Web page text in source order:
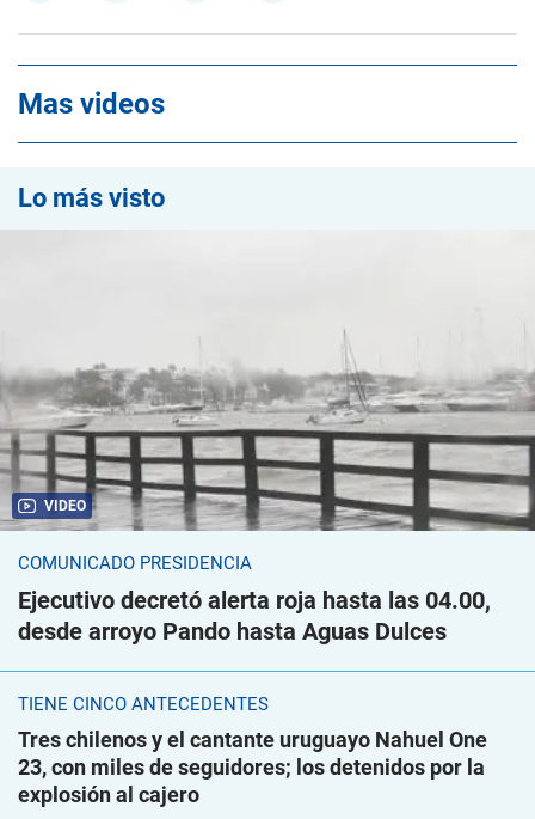
Mas videos
Lo más visto
VIDEO
COMUNICADO PRESIDENCIA
Ejecutivo decretó alerta roja hasta las 04.00,
desde arroyo Pando hasta Aguas Dulces
TIENE CINCO ANTECEDENTES
Tres chilenos y el cantante uruguayo Nahuel One
23, con miles de seguidores; los detenidos por la
explosión al cajero